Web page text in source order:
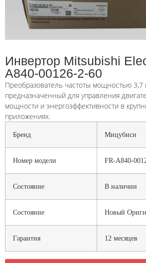
Инвертор Mitsubishi
A840-00126-2-60
Преобразователь частоты мощностью 3,7
предназначенный для управления
мощности и энергоэффективности в
приложениях.
Бренд Мицубиси
Номер модели FR-A840-
Состояние В наличии
Состояние Новый
Гарантия 12 месяцев